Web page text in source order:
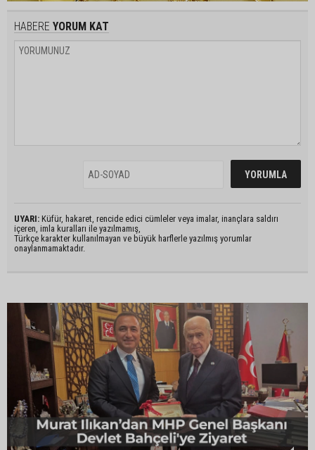
HABERE YORUM KAT
UYARI: Küfür, hakaret, rencide edici cümleler veya imalar, inançlara saldırı
içeren, imla kuralları ile yazılmamış,
Türkçe karakter kullanılmayan ve büyük harflerle yazılmış yorumlar
onaylanmamaktadır.